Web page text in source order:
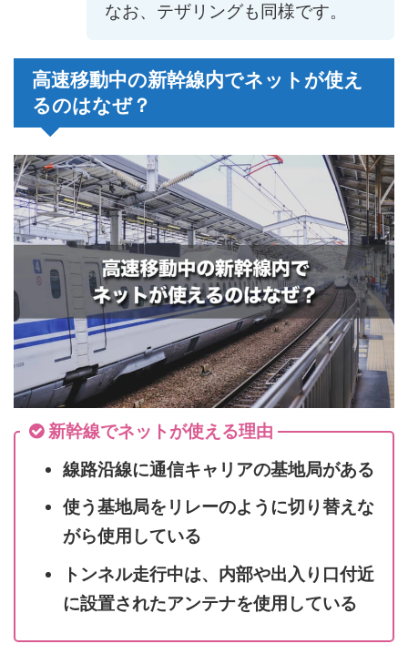
なお、テザリングも同様です。
高速移動中の新幹線内でネットが使え
るのはなぜ？
新幹線でネットが使える理由
線路沿線に通信キャリアの基地局がある
使う基地局をリレーのように切り替えな
がら使用している
トンネル走行中は、内部や出入り口付近
に設置されたアンテナを使用している